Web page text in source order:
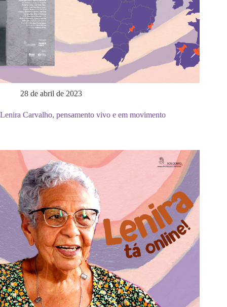
28 de abril de 2023
Lenira Carvalho, pensamento vivo e em movimento